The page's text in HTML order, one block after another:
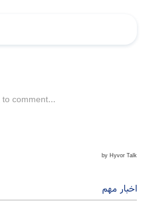
اخبار مهم